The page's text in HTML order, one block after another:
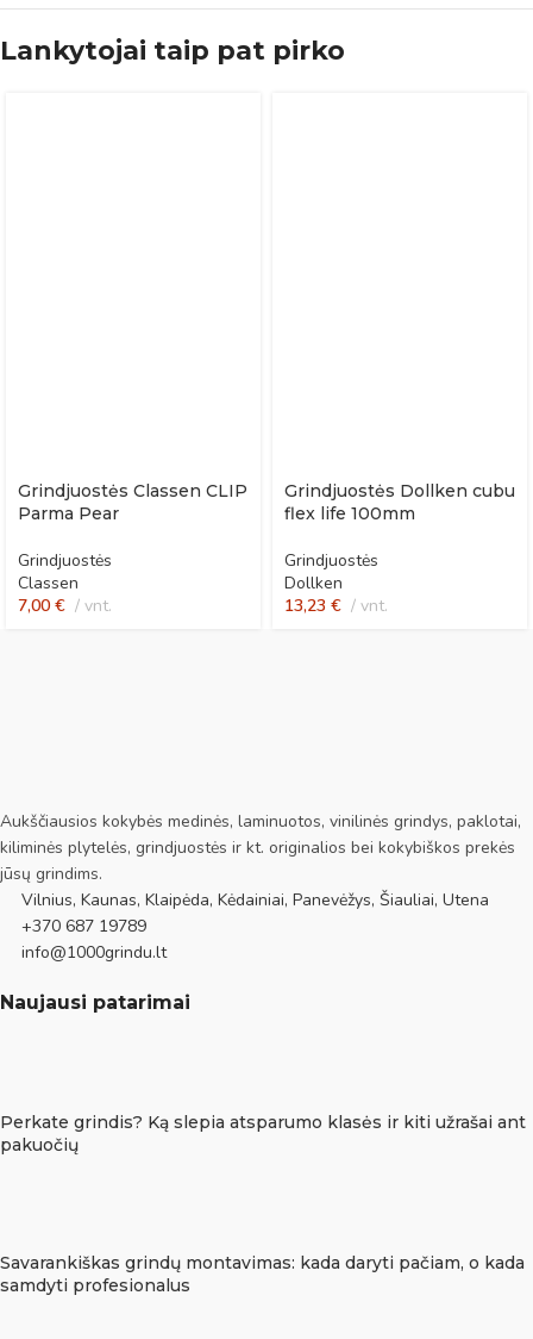
Lankytojai taip pat pirko
Grindjuostės Classen CLIP
Parma Pear
Grindjuostės
Classen
7,00 € vnt.
Grindjuostės Dollken cubu
flex life 100mm
Grindjuostės
Dollken
13,23 € vnt.
Aukščiausios kokybės medinės, laminuotos, vinilinės grindys, paklotai,
kiliminės plytelės, grindjuostės ir kt. originalios bei kokybiškos prekės
jūsų grindims.
Vilnius, Kaunas, Klaipėda, Kėdainiai, Panevėžys, Šiauliai, Utena
+370 687 19789
info@1000grindu.lt
Naujausi patarimai
Perkate grindis? Ką slepia atsparumo klasės ir kiti užrašai ant
pakuočių
Savarankiškas grindų montavimas: kada daryti pačiam, o kada
samdyti profesionalus